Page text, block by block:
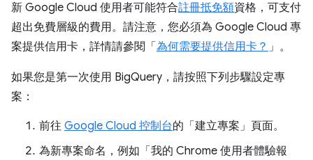
新 Google Cloud 使用者可能符合註冊抵免額資格，可支付
超出免費層級的費用。請注意，您必須為 Google Cloud 專
案提供信用卡，詳情請參閱「 為何需要提供信用卡？ 」。
如果您是第一次使用 BigQuery，請按照下列步驟設定專
案：
前往 Google Cloud 控制台的「建立專案」 頁面。
為新專案命名，例如「我的 Chrome 使用者體驗報